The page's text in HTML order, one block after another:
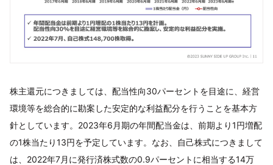
株主還元につきましては、配当性向30パーセントを目途に、経営
環境等を総合的に勘案した安定的な利益配分を行うことを基本方
針としています。2023年6月期の年間配当金は、前期より1円増配
の1株当たり13円を予定しています。なお、自己株式につきまして
は、2022年7月に発行済株式数の0.9パーセントに相当する14万